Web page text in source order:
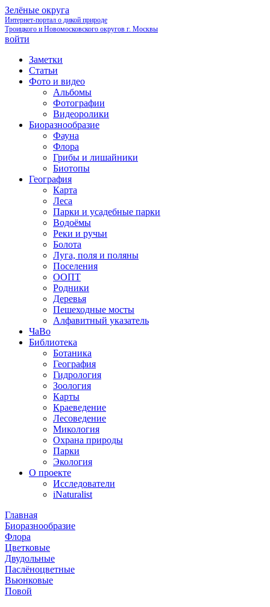
Зелёные округа
Интернет-портал о дикой природе
Троицкого и Новомосковского округов г. Москвы
войти
Заметки
Статьи
Фото и видео
Альбомы
Фотографии
Видеоролики
Биоразнообразие
Фауна
Флора
Грибы и лишайники
Биотопы
География
Карта
Леса
Парки и усадебные парки
Водоёмы
Реки и ручьи
Болота
Луга, поля и поляны
Поселения
ООПТ
Родники
Деревья
Пешеходные мосты
Алфавитный указатель
ЧаВо
Библиотека
Ботаника
География
Гидрология
Зоология
Карты
Краеведение
Лесоведение
Микология
Охрана природы
Парки
Экология
О проекте
Исследователи
iNaturalist
Главная
Биоразнообразие
Флора
Цветковые
Двудольные
Паслёноцветные
Вьюнковые
Повой